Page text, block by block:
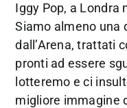
Iggy Pop, a Londra
Siamo almeno una
dall’Arena, trattati
pronti ad essere
lotteremo e ci
migliore immagine